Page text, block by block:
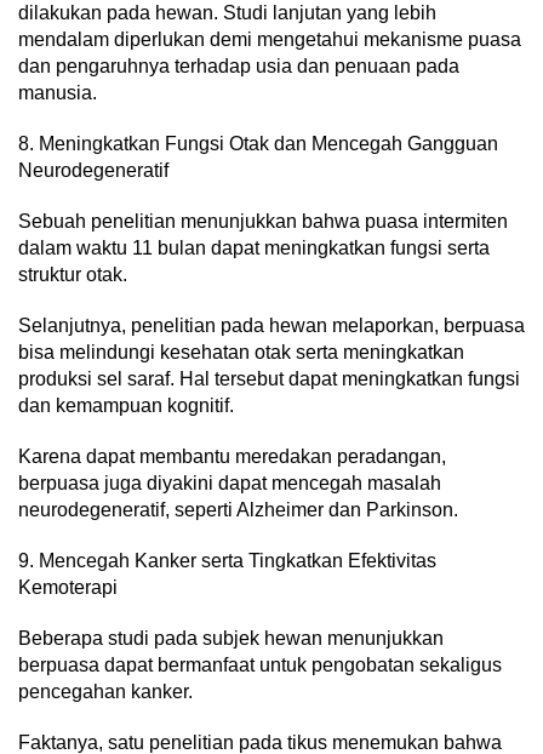
dilakukan pada hewan. Studi lanjutan yang lebih
mendalam diperlukan demi mengetahui mekanisme puasa
dan pengaruhnya terhadap usia dan penuaan pada
manusia.
8. Meningkatkan Fungsi Otak dan Mencegah Gangguan
Neurodegeneratif
Sebuah penelitian menunjukkan bahwa puasa intermiten
dalam waktu 11 bulan dapat meningkatkan fungsi serta
struktur otak.
Selanjutnya, penelitian pada hewan melaporkan, berpuasa
bisa melindungi kesehatan otak serta meningkatkan
produksi sel saraf. Hal tersebut dapat meningkatkan fungsi
dan kemampuan kognitif.
Karena dapat membantu meredakan peradangan,
berpuasa juga diyakini dapat mencegah masalah
neurodegeneratif, seperti Alzheimer dan Parkinson.
9. Mencegah Kanker serta Tingkatkan Efektivitas
Kemoterapi
Beberapa studi pada subjek hewan menunjukkan
berpuasa dapat bermanfaat untuk pengobatan sekaligus
pencegahan kanker.
Faktanya, satu penelitian pada tikus menemukan bahwa